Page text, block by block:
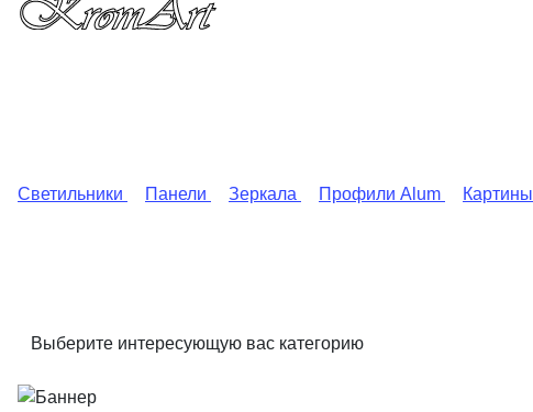
Светильники Панели Зеркала Профили Alum Картины
Выберите интересующую вас категорию